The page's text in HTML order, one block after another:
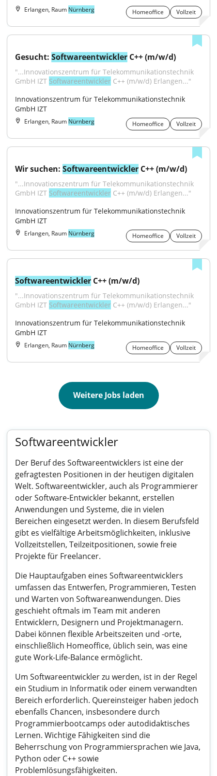
Erlangen, Raum Nürnberg Homeoffice Vollzeit
Gesucht: Softwareentwickler C++ (m/w/d)
"...Innovationszentrum für Telekommunikationstechnik
GmbH IZT Softwareentwickler C++ (m/w/d) Erlangen..."
Innovationszentrum für Telekommunikationstechnik
GmbH IZT
Erlangen, Raum Nürnberg Homeoffice Vollzeit
Wir suchen: Softwareentwickler C++ (m/w/d)
"...Innovationszentrum für Telekommunikationstechnik
GmbH IZT Softwareentwickler C++ (m/w/d) Erlangen..."
Innovationszentrum für Telekommunikationstechnik
GmbH IZT
Erlangen, Raum Nürnberg Homeoffice Vollzeit
Softwareentwickler C++ (m/w/d)
"...Innovationszentrum für Telekommunikationstechnik
GmbH IZT Softwareentwickler C++ (m/w/d) Erlangen..."
Innovationszentrum für Telekommunikationstechnik
GmbH IZT
Erlangen, Raum Nürnberg Homeoffice Vollzeit
Weitere Jobs laden
Softwareentwickler
Der Beruf des Softwareentwicklers ist eine der
gefragtesten Positionen in der heutigen digitalen
Welt. Softwareentwickler, auch als Programmierer
oder Software-Entwickler bekannt, erstellen
Anwendungen und Systeme, die in vielen
Bereichen eingesetzt werden. In diesem Berufsfeld
gibt es vielfältige Arbeitsmöglichkeiten, inklusive
Vollzeitstellen, Teilzeitpositionen, sowie freie
Projekte für Freelancer.
Die Hauptaufgaben eines Softwareentwicklers
umfassen das Entwerfen, Programmieren, Testen
und Warten von Softwareanwendungen. Dies
geschieht oftmals im Team mit anderen
Entwicklern, Designern und Projektmanagern.
Dabei können flexible Arbeitszeiten und -orte,
einschließlich Homeoffice, üblich sein, was eine
gute Work-Life-Balance ermöglicht.
Um Softwareentwickler zu werden, ist in der Regel
ein Studium in Informatik oder einem verwandten
Bereich erforderlich. Quereinsteiger haben jedoch
ebenfalls Chancen, insbesondere durch
Programmierbootcamps oder autodidaktisches
Lernen. Wichtige Fähigkeiten sind die
Beherrschung von Programmiersprachen wie Java,
Python oder C++ sowie
Problemlösungsfähigkeiten.